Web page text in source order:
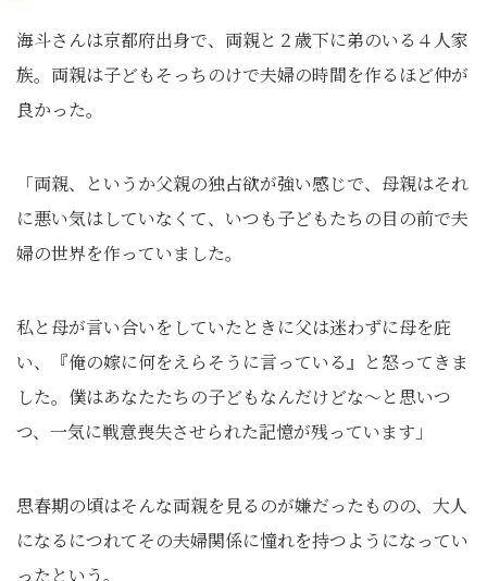
海斗さんは京都府出身で、両親と２歳下に弟のいる４人家
族。両親は子どもそっちのけで夫婦の時間を作るほど仲が
良かった。
「両親、というか父親の独占欲が強い感じで、母親はそれ
に悪い気はしていなくて、いつも子どもたちの目の前で夫
婦の世界を作っていました。
私と母が言い合いをしていたときに父は迷わずに母を庇
い、『俺の嫁に何をえらそうに言っている』と怒ってきま
した。僕はあなたたちの子どもなんだけどな～と思いつ
つ、一気に戦意喪失させられた記憶が残っています」
思春期の頃はそんな両親を見るのが嫌だったものの、大人
になるにつれてその夫婦関係に憧れを持つようになってい
ったという。